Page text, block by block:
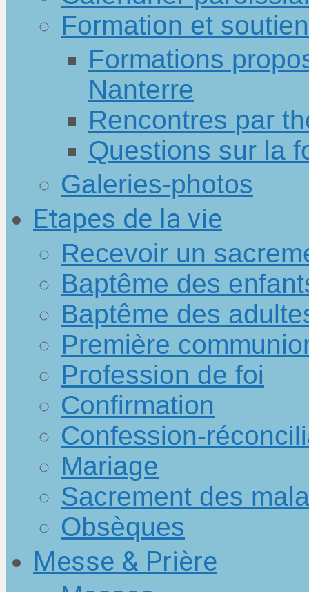
Formation et soutien
Formations
Nanterre
Rencontres par
Questions sur la
Galeries-photos
Etapes de la vie
Recevoir un
Baptême des
Baptême des
Première
Profession de foi
Confirmation
Confession-
Mariage
Sacrement des
Obsèques
Messe & Prière